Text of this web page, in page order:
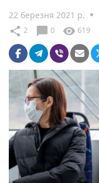
22 березня 2021 р.
share 2 chat_bubble 0 visibility 619